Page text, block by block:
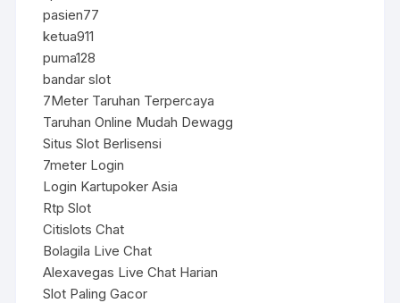
pasien77
ketua911
puma128
bandar slot
7Meter Taruhan Terpercaya
Taruhan Online Mudah Dewagg
Situs Slot Berlisensi
7meter Login
Login Kartupoker Asia
Rtp Slot
Citislots Chat
Bolagila Live Chat
Alexavegas Live Chat Harian
Slot Paling Gacor